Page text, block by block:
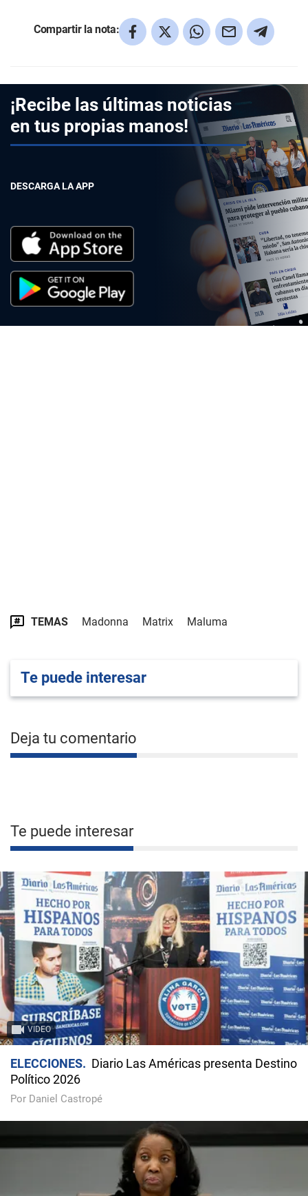
Compartir la nota:
¡Recibe las últimas noticias
en tus propias manos!
DESCARGA LA APP
TEMAS Madonna Matrix Maluma
Te puede interesar
Deja tu comentario
Te puede interesar
VIDEO
ELECCIONES
Diario Las Américas presenta Destino
Político 2026
Por Daniel Castropé